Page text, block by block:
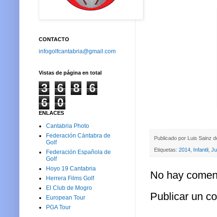
Publicado por Luis Sainz
Etiquetas: 2014 Infantil
No hay
Publicar un
CONTACTO
infogolfcantabria@gmail.com
Vistas de página en total
3 6 8
6
6
0
ENLACES
Cantabria Photo
Federación Cántabra de
Golf
Federación Española de
Golf
Hoyo 19 Cantabria
Herrera Films Golf
El Club de Mogro
European Tour
PGA Tour